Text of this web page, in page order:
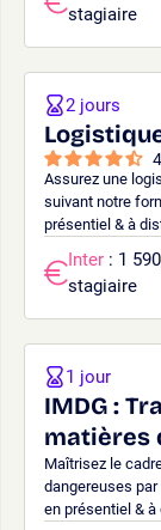
stagiaire
Assurez une
suivant notre
présentiel & à
2 jours
Inter : 1
stagiaire
IMDG :
matières
Maîtrisez le
dangereuses
en présentiel & à
1 jour